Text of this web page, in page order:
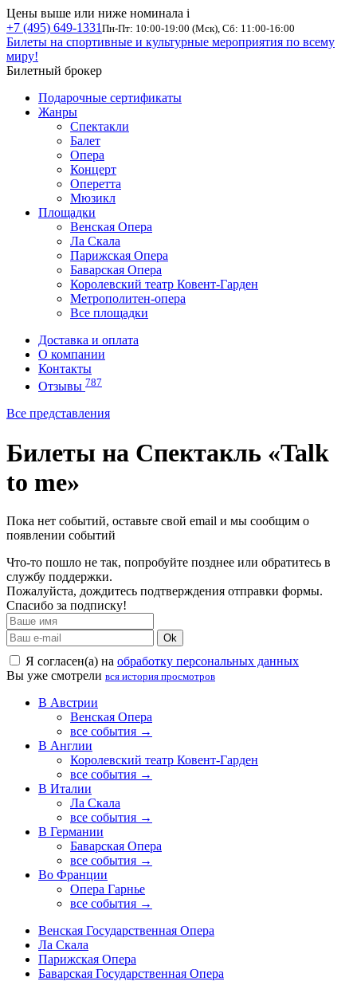
Цены выше или ниже номинала i
+7 (495) 649-1331 Пн-Пт: 10:00-19:00 (Мск), Сб: 11:00-16:00
Билеты на спортивные и культурные мероприятия по всему
миру!
Билетный брокер
Подарочные сертификаты
Жанры
Спектакли
Балет
Опера
Концерт
Оперетта
Мюзикл
Площадки
Венская Опера
Ла Скала
Парижская Опера
Баварская Опера
Королевский театр Ковент-Гарден
Метрополитен-опера
Все площадки
Доставка и оплата
О компании
Контакты
Отзывы 787
Все представления
Билеты на Спектакль «Talk
to me»
Пока нет событий, оставьте свой email и мы сообщим о
появлении событий
Что-то пошло не так, попробуйте позднее или обратитесь в
службу поддержки.
Пожалуйста, дождитесь подтверждения отправки формы.
Спасибо за подписку!
Ok
Я согласен(а) на обработку персональных данных
Вы уже смотрели вся история просмотров
В Австрии
Венская Опера
все события →
В Англии
Королевский театр Ковент-Гарден
все события →
В Италии
Ла Скала
все события →
В Германии
Баварская Опера
все события →
Во Франции
Опера Гарнье
все события →
Венская Государственная Опера
Ла Скала
Парижская Опера
Баварская Государственная Опера